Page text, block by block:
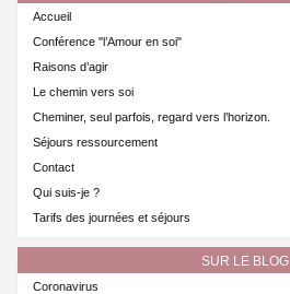
Accueil
Conférence "l’Amour en soi"
Raisons d’agir
Le chemin vers soi
Cheminer, seul parfois, regard vers l’horizon.
Séjours ressourcement
Contact
Qui suis-je ?
Tarifs des journées et séjours
SUR LE BLOG
Coronavirus